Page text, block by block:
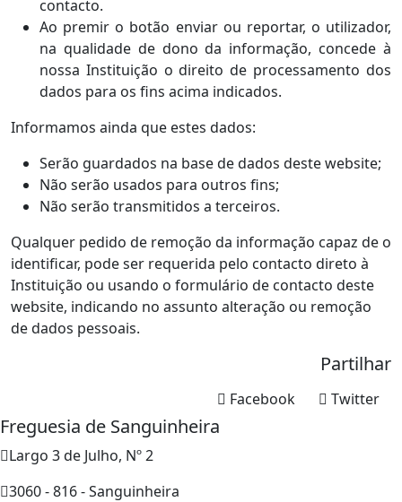
contacto.
Ao premir o botão enviar ou reportar, o utilizador,
na qualidade de dono da informação, concede à
nossa Instituição o direito de processamento dos
dados para os fins acima indicados.
Informamos ainda que estes dados:
Serão guardados na base de dados deste website;
Não serão usados para outros fins;
Não serão transmitidos a terceiros.
Qualquer pedido de remoção da informação capaz de o
identificar, pode ser requerida pelo contacto direto à
Instituição ou usando o formulário de contacto deste
website, indicando no assunto alteração ou remoção
de dados pessoais.
Partilhar
Twitter
Facebook
Freguesia de Sanguinheira
Largo 3 de Julho, Nº 2
3060 - 816 - Sanguinheira